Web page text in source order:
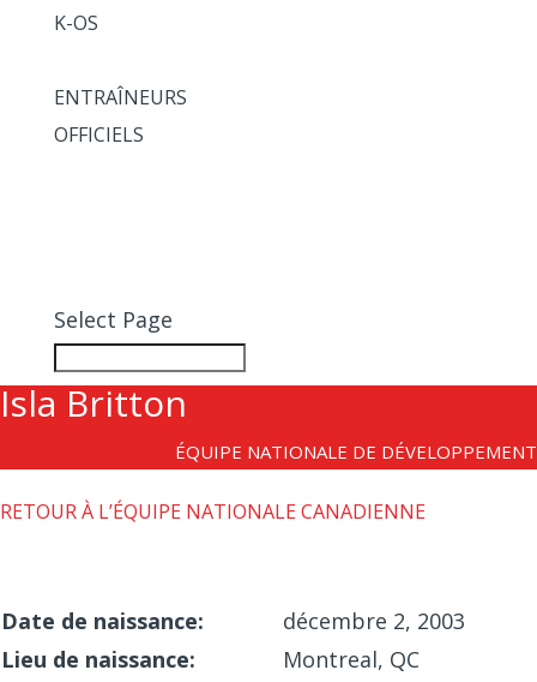
K-OS
ENTRAÎNEURS
OFFICIELS
Select Page
Isla Britton
ÉQUIPE NATIONALE DE DÉVELOPPEMENT
RETOUR À L’ÉQUIPE NATIONALE CANADIENNE
Date de naissance:
décembre 2, 2003
Lieu de naissance:
Montreal, QC